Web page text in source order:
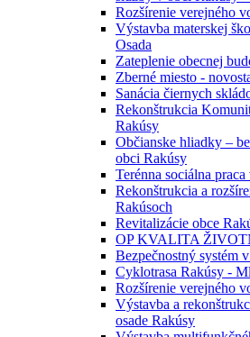
Rozšírenie verejného
Výstavba materskej
Osada
Zateplenie obecnej
Zberné miesto -
Sanácia čiernych
Rekonštrukcia
Rakúsy
Občianske hliadky –
obci Rakúsy
Terénna sociálna
Rekonštrukcia a
Rakúsoch
Revitalizácie obce
OP KVALITA
Bezpečnostný systém
Cyklotrasa Rakúsy -
Rozšírenie verejného
Výstavba a
osade Rakúsy